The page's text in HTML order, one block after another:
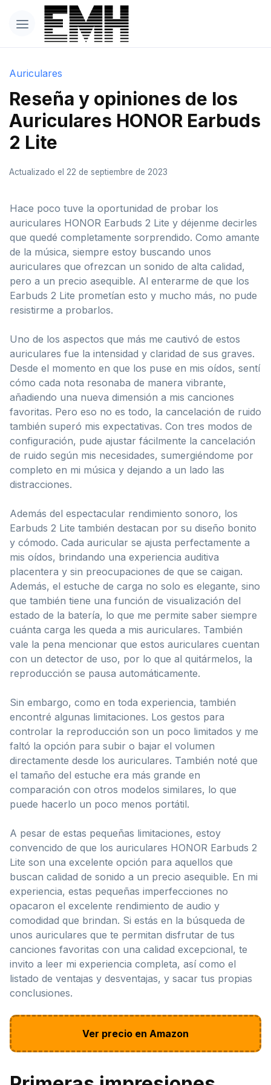
Auriculares
Reseña y opiniones de los
Auriculares HONOR Earbuds
2 Lite
Actualizado el 22 de septiembre de 2023
Hace poco tuve la oportunidad de probar los
auriculares HONOR Earbuds 2 Lite y déjenme decirles
que quedé completamente sorprendido. Como amante
de la música, siempre estoy buscando unos
auriculares que ofrezcan un sonido de alta calidad,
pero a un precio asequible. Al enterarme de que los
Earbuds 2 Lite prometían esto y mucho más, no pude
resistirme a probarlos.
Uno de los aspectos que más me cautivó de estos
auriculares fue la intensidad y claridad de sus graves.
Desde el momento en que los puse en mis oídos, sentí
cómo cada nota resonaba de manera vibrante,
añadiendo una nueva dimensión a mis canciones
favoritas. Pero eso no es todo, la cancelación de ruido
también superó mis expectativas. Con tres modos de
configuración, pude ajustar fácilmente la cancelación
de ruido según mis necesidades, sumergiéndome por
completo en mi música y dejando a un lado las
distracciones.
Además del espectacular rendimiento sonoro, los
Earbuds 2 Lite también destacan por su diseño bonito
y cómodo. Cada auricular se ajusta perfectamente a
mis oídos, brindando una experiencia auditiva
placentera y sin preocupaciones de que se caigan.
Además, el estuche de carga no solo es elegante, sino
que también tiene una función de visualización del
estado de la batería, lo que me permite saber siempre
cuánta carga les queda a mis auriculares. También
vale la pena mencionar que estos auriculares cuentan
con un detector de uso, por lo que al quitármelos, la
reproducción se pausa automáticamente.
Sin embargo, como en toda experiencia, también
encontré algunas limitaciones. Los gestos para
controlar la reproducción son un poco limitados y me
faltó la opción para subir o bajar el volumen
directamente desde los auriculares. También noté que
el tamaño del estuche era más grande en
comparación con otros modelos similares, lo que
puede hacerlo un poco menos portátil.
A pesar de estas pequeñas limitaciones, estoy
convencido de que los auriculares HONOR Earbuds 2
Lite son una excelente opción para aquellos que
buscan calidad de sonido a un precio asequible. En mi
experiencia, estas pequeñas imperfecciones no
opacaron el excelente rendimiento de audio y
comodidad que brindan. Si estás en la búsqueda de
unos auriculares que te permitan disfrutar de tus
canciones favoritas con una calidad excepcional, te
invito a leer mi experiencia completa, así como el
listado de ventajas y desventajas, y sacar tus propias
conclusiones.
Ver precio en Amazon